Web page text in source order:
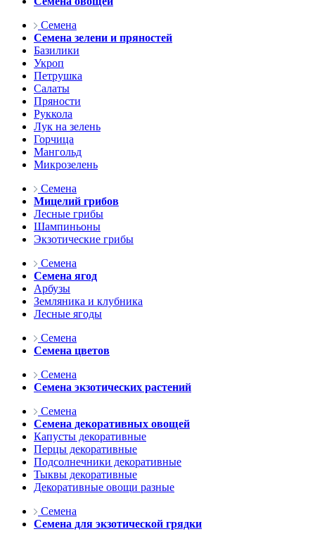
Семена
Семена зелени и пряностей
Базилики
Укроп
Петрушка
Салаты
Пряности
Руккола
Лук на зелень
Горчица
Мангольд
Микрозелень
Семена
Мицелий грибов
Лесные грибы
Шампиньоны
Экзотические грибы
Семена
Семена ягод
Арбузы
Земляника и клубника
Лесные ягоды
Семена
Семена цветов
Семена
Семена экзотических растений
Семена
Семена декоративных овощей
Капусты декоративные
Перцы декоративные
Подсолнечники декоративные
Тыквы декоративные
Декоративные овощи разные
Семена
Семена для экзотической грядки